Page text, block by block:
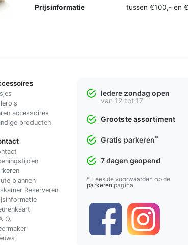
Prijsinformatie tussen €100,- en
accessoires
producten
plannen
Reserveren
Iedere zondag open
van 12 tot 17
Grootste assortiment
Gratis parkeren*
7 dagen geopend
* Lees de voorwaarden op de
parkeren pagina